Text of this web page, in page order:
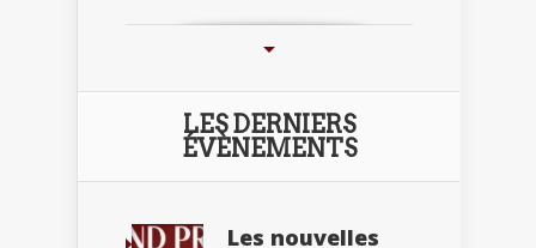
LES DERNIERS
ÉVÈNEMENTS
Les nouvelles